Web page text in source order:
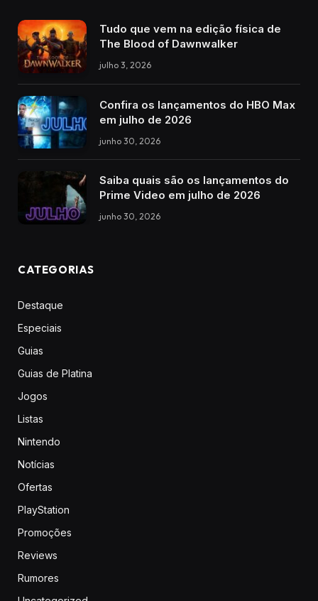
Tudo que vem na edição física de
The Blood of Dawnwalker
julho 3, 2026
Confira os lançamentos do HBO Max
em julho de 2026
junho 30, 2026
Saiba quais são os lançamentos do
Prime Video em julho de 2026
junho 30, 2026
CATEGORIAS
Destaque
Especiais
Guias
Guias de Platina
Jogos
Listas
Nintendo
Notícias
Ofertas
PlayStation
Promoções
Reviews
Rumores